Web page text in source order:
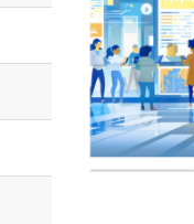
ilgalaikius
transporto
prie